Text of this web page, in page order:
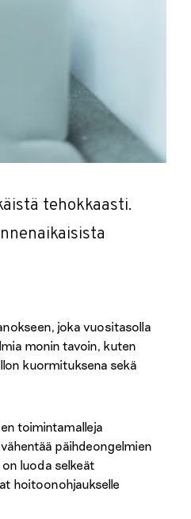
tehokkaasti.
joka vuositasolla
monin tavoin, kuten
kuormituksena sekä
toimintamalleja
päihdeongelmien
luoda selkeät
hoitoonohjaukselle